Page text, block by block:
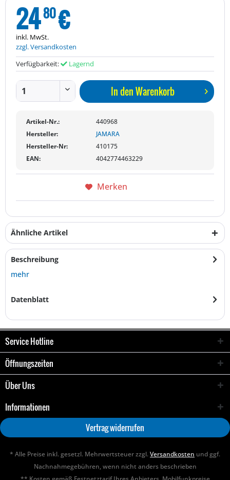
2480€
inkl. MwSt.
zzgl. Versandkosten
Verfügbarkeit:
Lagernd
In denWarenkorb
Artikel-Nr.:
440968
Hersteller:
JAMARA
Hersteller-Nr:
410175
EAN:
4042774463229
Merken
Ähnliche Artikel
Beschreibung
mehr
Datenblatt
Service Hotline
Öffnungszeiten
Über Uns
Informationen
Vertrag widerrufen
* Alle Preise inkl. gesetzl. Mehrwertsteuer zzgl.Versandkosten und ggf.
Nachnahmegebühren, wenn nicht anders beschrieben